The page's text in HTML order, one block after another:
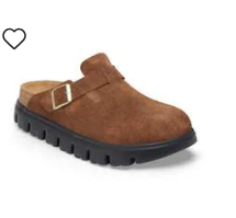
sur
les
échantillons
couleurs
modifiera